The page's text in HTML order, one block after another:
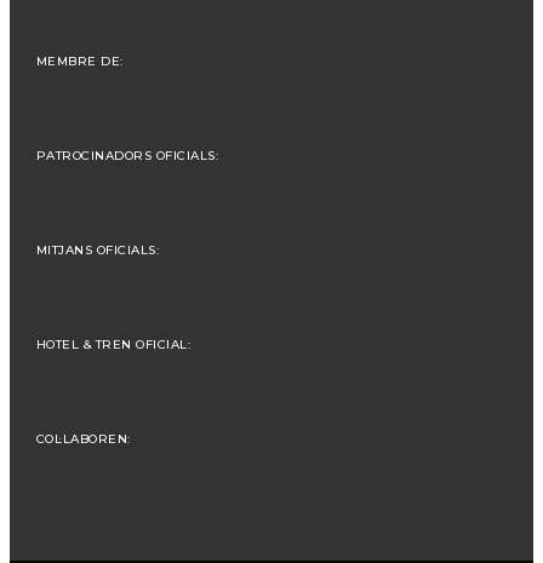
MEMBRE DE:
PATROCINADORS OFICIALS:
MITJANS OFICIALS:
HOTEL & TREN OFICIAL:
COL·LABOREN: